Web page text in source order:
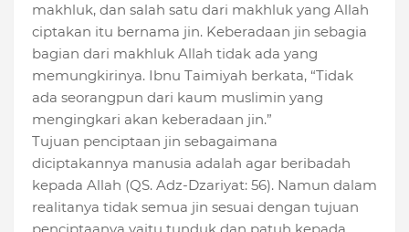
makhluk, dan salah satu dari makhluk yang Allah
ciptakan itu bernama jin. Keberadaan jin sebagia
bagian dari makhluk Allah tidak ada yang
memungkirinya. Ibnu Taimiyah berkata, “Tidak
ada seorangpun dari kaum muslimin yang
mengingkari akan keberadaan jin.”
Tujuan penciptaan jin sebagaimana
diciptakannya manusia adalah agar beribadah
kepada Allah (QS. Adz-Dzariyat: 56). Namun dalam
realitanya tidak semua jin sesuai dengan tujuan